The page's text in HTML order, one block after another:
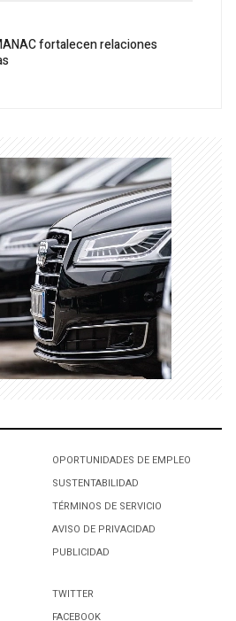
fortalecen relaciones
OPORTUNIDADES DE EMPLEO
SUSTENTABILIDAD
TÉRMINOS DE SERVICIO
AVISO DE PRIVACIDAD
PUBLICIDAD
TWITTER
FACEBOOK